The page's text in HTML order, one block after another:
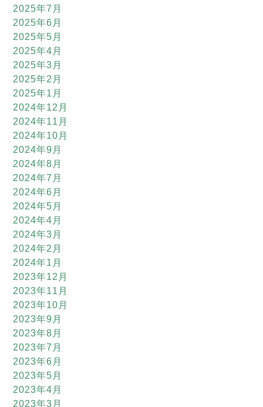
2025年7月
2025年6月
2025年5月
2025年4月
2025年3月
2025年2月
2025年1月
2024年12月
2024年11月
2024年10月
2024年9月
2024年8月
2024年7月
2024年6月
2024年5月
2024年4月
2024年3月
2024年2月
2024年1月
2023年12月
2023年11月
2023年10月
2023年9月
2023年8月
2023年7月
2023年6月
2023年5月
2023年4月
2023年3月